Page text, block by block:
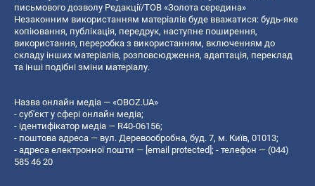
письмового дозволу Редакції/ТОВ «Золота середина»
Незаконним використанням матеріалів буде вважатися: будь-яке
копiювання, публiкацiя, передрук, наступне поширення,
використання, переробка з використанням, включенням до
складу інших матеріалів, розповсюдження, адаптація, переклад
та інші подібні зміни матеріалу.
Назва онлайн медіа — «OBOZ.UA»
- суб'єкт у сфері онлайн медіа;
- ідентифікатор медіа — R40-06156;
- поштова адреса — вул. Деревообробна, буд. 7, м. Київ, 01013;
- адреса електронної пошти — [email protected]; - телефон — (044)
585 46 20